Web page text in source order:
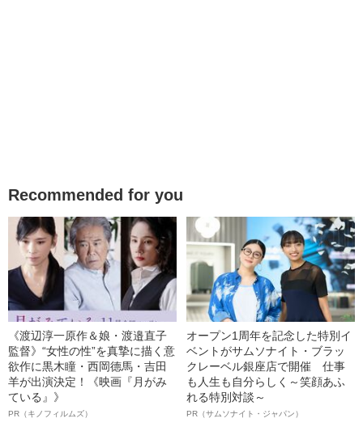
Recommended for you
《渡辺淳一原作＆娘・渡邉直子
監督》“女性の性”を真摯に描く意
欲作に黒木瞳・西岡德馬・吉田
羊が出演決定！《映画『月がみ
ている』》
PR（キノフィルムズ）
オープン1周年を記念した特別イ
ベントがサムソナイト・ブラッ
クレーベル銀座店で開催 仕事
も人生も自分らしく～笑顔あふ
れる特別対談～
PR（サムソナイト・ジャパン）